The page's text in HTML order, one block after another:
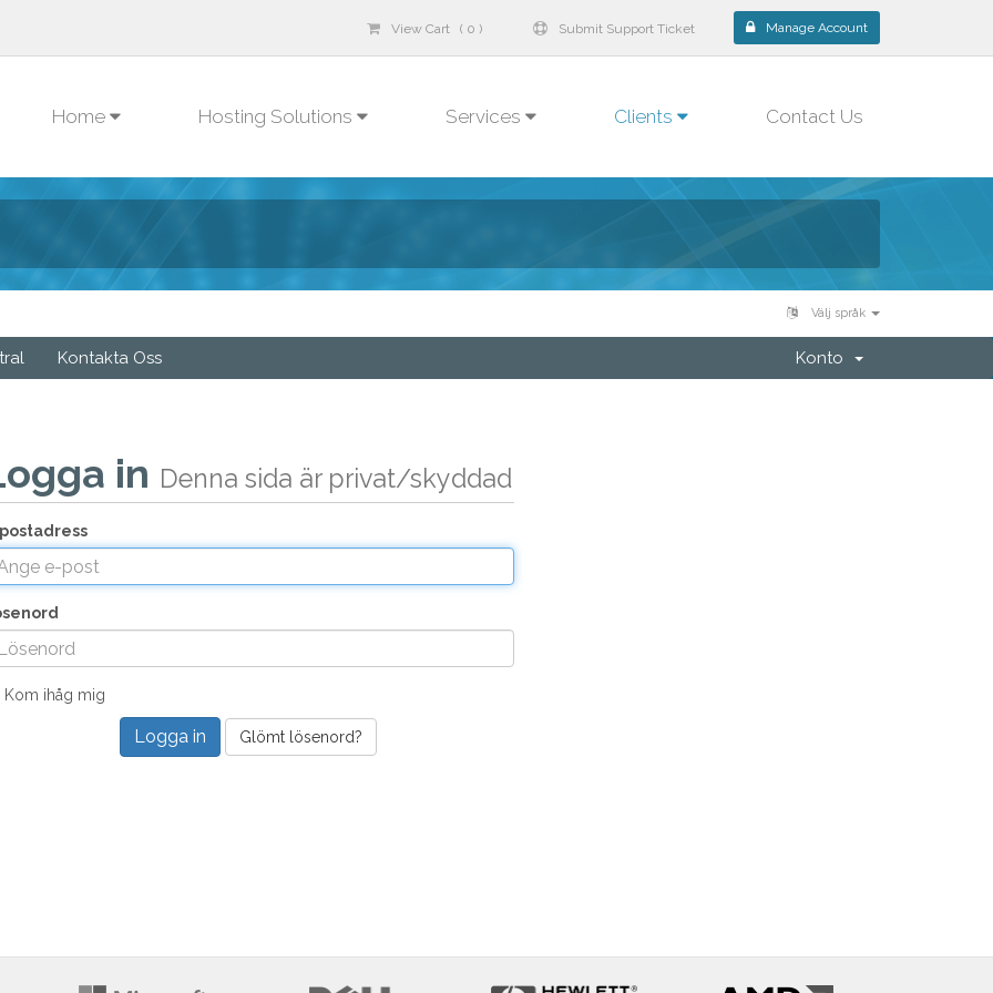
View Cart ( 0 ) Submit Support Ticket Manage Account
Home Hosting Solutions Services Clients Contact Us
Välj språk
Kontakta Oss Konto
in Denna sida är privat/skyddad
Kom ihåg mig
Glömt lösenord?